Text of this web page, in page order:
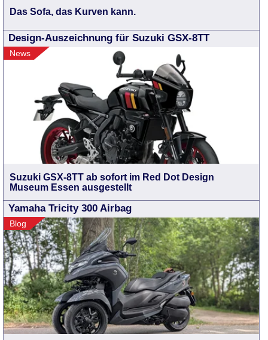
Das Sofa, das Kurven kann.
Design-Auszeichnung für Suzuki GSX-8TT
News
Suzuki GSX-8TT ab sofort im Red Dot Design
Museum Essen ausgestellt
Yamaha Tricity 300 Airbag
Blog